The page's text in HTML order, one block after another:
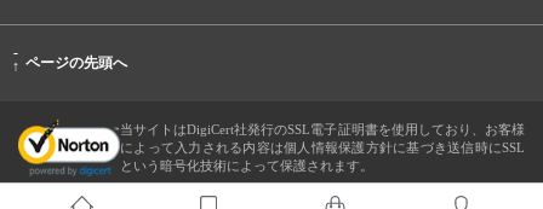
-
↑ ページの先頭へ
当サイトはDigiCert社発行のSSL電子証明書を使用しており、お客様
によって入力される内容は個人情報保護方針に基づき送信時にSSL
という暗号化技術によって保護されます。